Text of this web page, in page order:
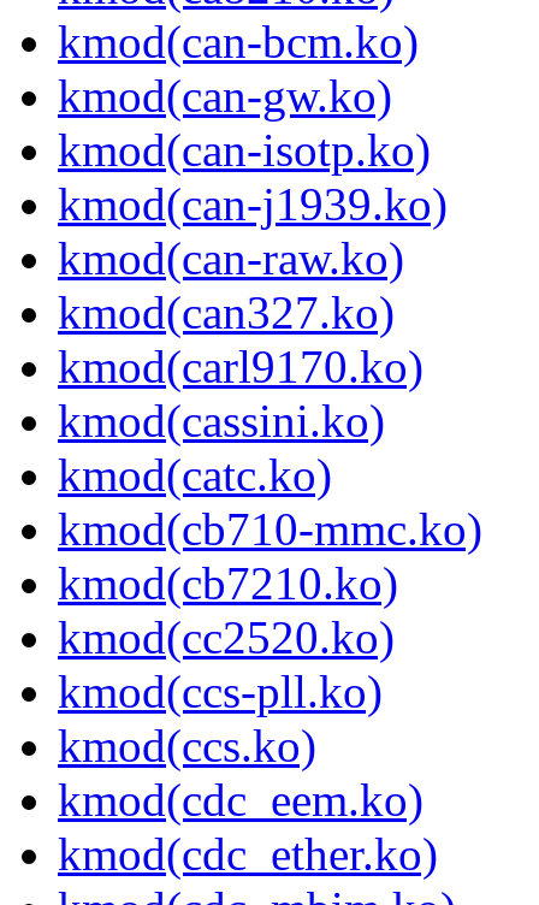
kmod(can-bcm.ko)
kmod(can-gw.ko)
kmod(can-isotp.ko)
kmod(can-j1939.ko)
kmod(can-raw.ko)
kmod(can327.ko)
kmod(carl9170.ko)
kmod(cassini.ko)
kmod(catc.ko)
kmod(cb710-mmc.ko)
kmod(cb7210.ko)
kmod(cc2520.ko)
kmod(ccs-pll.ko)
kmod(ccs.ko)
kmod(cdc_eem.ko)
kmod(cdc_ether.ko)